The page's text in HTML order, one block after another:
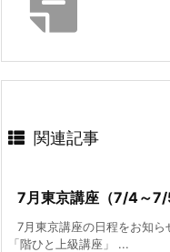
関連記事
7月東京講座（7/4～
7月東京講座の日程をお知
「階ひと上級講座」 ...